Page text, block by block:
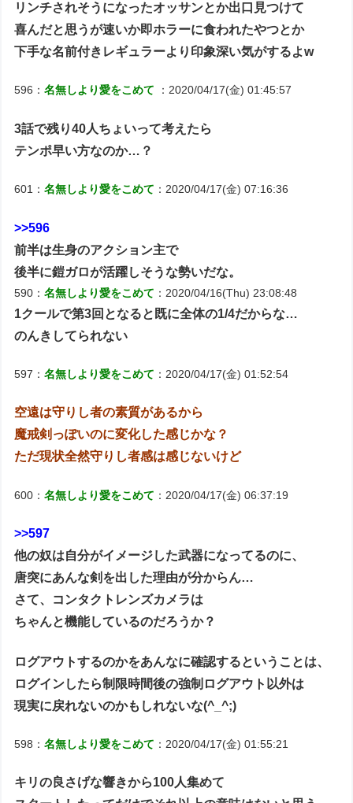
リンチされそうになったオッサンとか出口見つけて
喜んだと思うが速いか即ホラーに食われたやつとか
下手な名前付きレギュラーより印象深い気がするよw
596：名無しより愛をこめて ：2020/04/17(金) 01:45:57
3話で残り40人ちょいって考えたら
テンポ早い方なのか…？
601：名無しより愛をこめて ：2020/04/17(金) 07:16:36
>>596
前半は生身のアクション主で
後半に鎧ガロが活躍しそうな勢いだな。
590：名無しより愛をこめて ：2020/04/16(Thu) 23:08:48
1クールで第3回となると既に全体の1/4だからな…
のんきしてられない
597：名無しより愛をこめて ：2020/04/17(金) 01:52:54
空遠は守りし者の素質があるから
魔戒剣っぽいのに変化した感じかな？
ただ現状全然守りし者感は感じないけど
600：名無しより愛をこめて ：2020/04/17(金) 06:37:19
>>597
他の奴は自分がイメージした武器になってるのに、
唐突にあんな剣を出した理由が分からん…
さて、コンタクトレンズカメラは
ちゃんと機能しているのだろうか？
ログアウトするのかをあんなに確認するということは、
ログインしたら制限時間後の強制ログアウト以外は
現実に戻れないのかもしれないな(^_^;)
598：名無しより愛をこめて ：2020/04/17(金) 01:55:21
キリの良さげな響きから100人集めて